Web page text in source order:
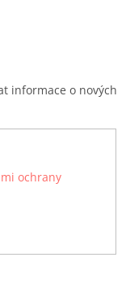
informace o nových
ochrany